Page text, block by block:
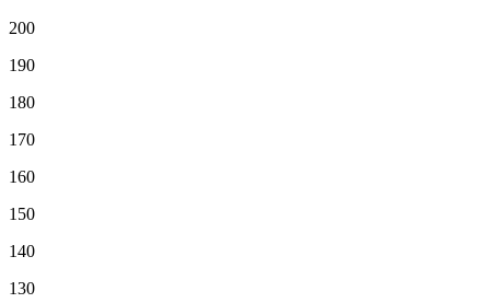
200
190
180
170
160
150
140
130